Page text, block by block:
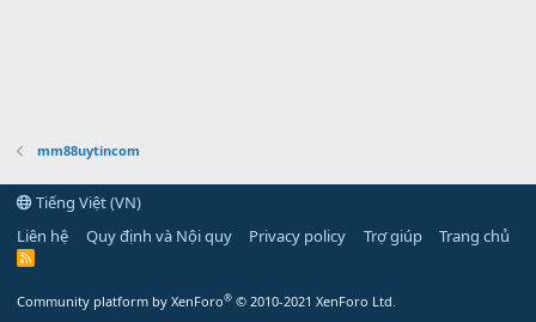
mm88uytincom
Tiếng Việt (VN)
Liên hệ
Quy định và Nội quy Privacy policy Trợ giúp Trang chủ
R
Community platform by XenForo® © 2010-2021 XenForo Ltd.